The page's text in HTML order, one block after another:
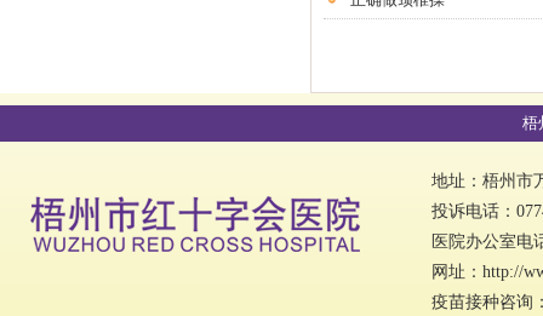
梧
地址：梧州
投诉电话：
医院办公室电
网址：http://
疫苗接种咨询